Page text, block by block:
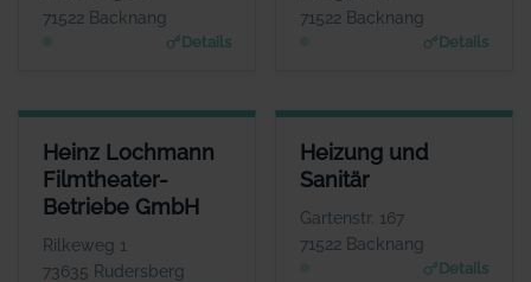
71522 Backnang
Details
71522 Backnang
Details
Heinz Lochmann
Filmtheater-
Betriebe GmbH
Rilkeweg 1
73635 Rudersberg
HEINZ LOCHMANN FILMTHEATER-BETRIEBE GMBH
ANSPRECHPARTNER
Herr Heinz Lochmann
WEBSITE
www.filmtheaterbetriebe.de
Heizung und
Sanitär
Gartenstr. 167
71522 Backnang
Details
HEIZUNG UND SANITÄR
ANSPRECHPARTNER
Herr Karl Mayer
www.heizungs-mayer.d